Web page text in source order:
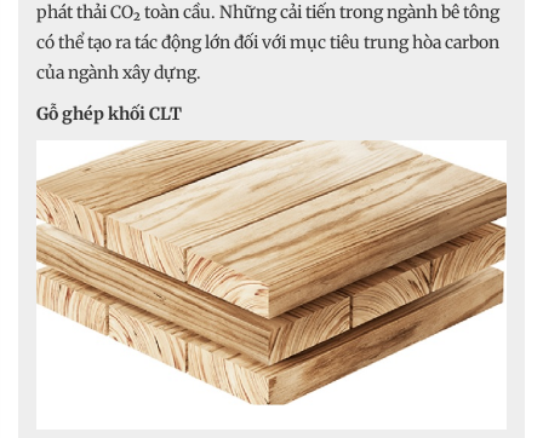
phát thải CO₂ toàn cầu. Những cải tiến trong ngành bê tông
có thể tạo ra tác động lớn đối với mục tiêu trung hòa carbon
của ngành xây dựng.
Gỗ ghép khối CLT